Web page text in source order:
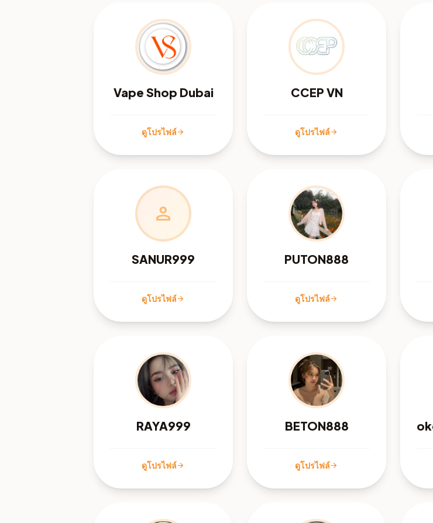
Vape Shop Dubai
ดูโปรไฟล์arrow_forward
CCEP VN
ดูโปรไฟล์arrow_forward
person
SANUR999
ดูโปรไฟล์arrow_forward
PUTON888
ดูโปรไฟล์arrow_forward
RAYA999
ดูโปรไฟล์arrow_forward
BETON888
ดูโปรไฟล์arrow_forward